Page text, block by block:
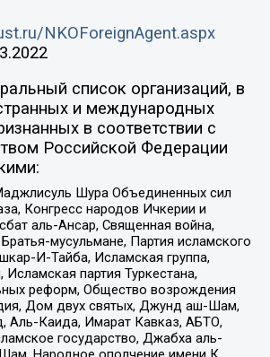
NKOForeignAgent.aspx
список организаций, в
и международных
в соответствии с
Российской Федерации
Шура Объединенных сил
Конгресс народов Ичкерии и
аль-Ансар, Священная война,
мусульмане, Партия исламского
И-Тайба, Исламская группа,
партия Туркестана,
реформ, Общество возрождения
Дом двух святых, Джунд аш-Шам,
Аль-Каида, Имарат Кавказ, АБТО,
государство, Джабха аль-